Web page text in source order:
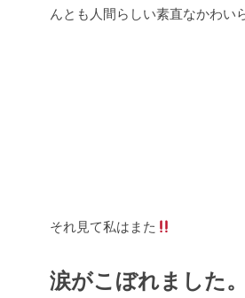
んとも人間らしい素直なかわい
それ見て私はまた
涙がこぼれました。